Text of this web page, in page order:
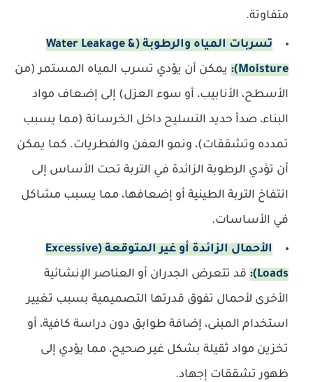
متفاوتة.
تسربات المياه والرطوبة (Water Leakage &
Moisture):
يمكن أن يؤدي تسرب المياه المستمر (من
الأسطح، الأنابيب، أو سوء العزل) إلى إضعاف مواد
البناء، صدأ حديد التسليح داخل الخرسانة (مما يسبب
تمدده وتشققات)، ونمو العفن والفطريات. كما يمكن
أن تؤدي الرطوبة الزائدة في التربة تحت الأساس إلى
انتفاخ التربة الطينية أو إضعافها، مما يسبب مشاكل
في الأساسات.
الأحمال الزائدة أو غير المتوقعة (Excessive
Loads):
قد تتعرض الجدران أو العناصر الإنشائية
الأخرى لأحمال تفوق قدرتها التصميمية بسبب تغيير
استخدام المبنى، إضافة طوابق دون دراسة كافية، أو
تخزين مواد ثقيلة بشكل غير صحيح، مما يؤدي إلى
ظهور تشققات إجهاد.